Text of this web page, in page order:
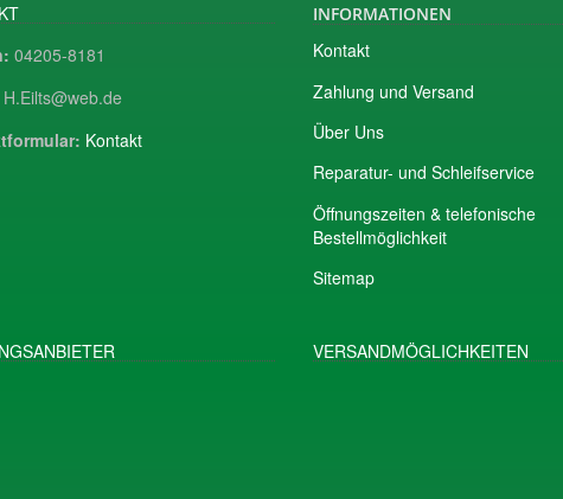
04205-8181
H.Eilts@web.de
Kontakt
INFORMATIONEN
Kontakt
Zahlung und Versand
Über Uns
Reparatur- und Schleifservice
Öffnungszeiten & telefonische
Bestellmöglichkeit
Sitemap
VERSANDMÖGLICHKEITEN